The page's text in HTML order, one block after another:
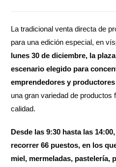
La tradicional venta directa de
para una edición especial, en
lunes 30 de diciembre, la
escenario elegido para
emprendedores y
una gran variedad de
calidad.
Desde las 9:30 hasta las
recorrer 66 puestos, en los
miel, mermeladas, pastelería,